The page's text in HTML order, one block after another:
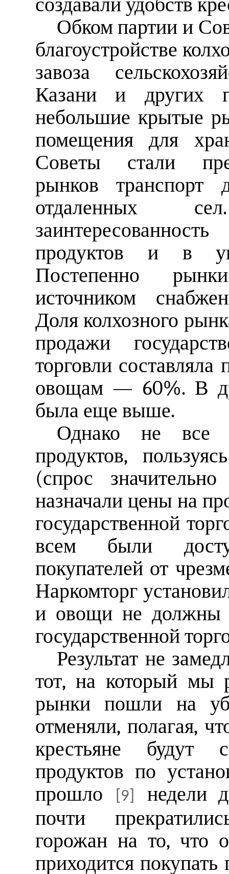
Обком партии и
благоустройстве
завоза
Казани и других
небольшие крытые
помещения для
Советы стали
рынков транспорт
отдаленных
продуктов и в
Постепенно
источником
Доля колхозного
продажи
торговли
овощам — 60%. В
была еще выше.
Однако не все
продуктов,
(спрос
назначали цены на
государственной
всем были
покупателей от
Наркомторг
и овощи не должны
государственной
Результат не
тот, на который мы
рынки пошли на
отменяли, полагая,
крестьяне будут
продуктов по
прошло
[9]
недели
почти
горожан на то, что
приходится